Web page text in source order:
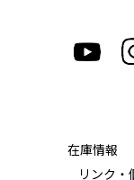
在庫情報
リンク・